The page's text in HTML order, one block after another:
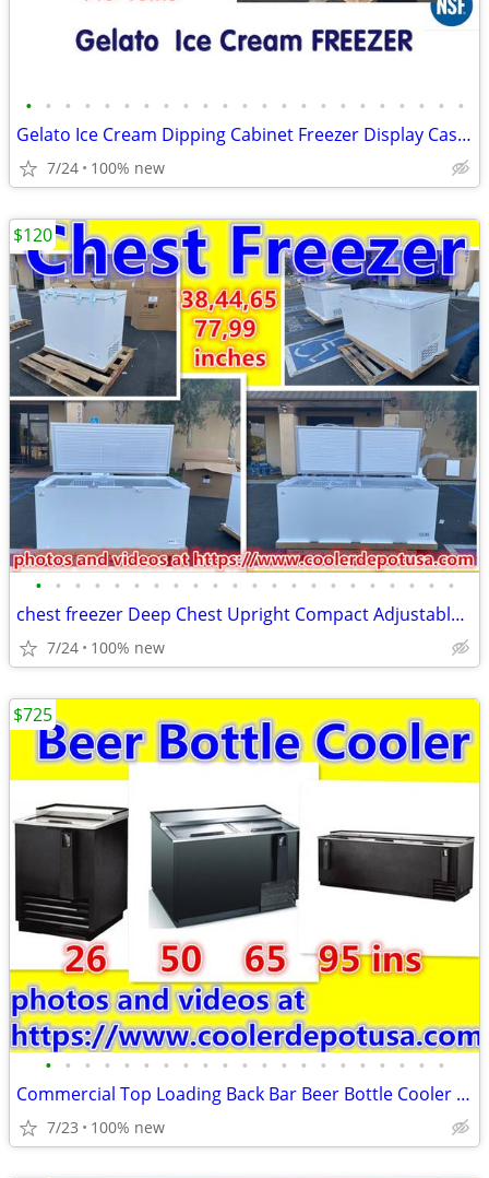
• • • • • • • • • • • • • • • • • • • • • • •
Gelato Ice Cream Dipping Cabinet Freezer Display Case Display chest fr
7/24 100% new
• • • • • • • • • • • • • • • • • • • • • •
chest freezer Deep Chest Upright Compact Adjustable Thermostat Removab
7/24 100% new
$120
• • • • • • • • • • • • • • • • • • • • •
Commercial Top Loading Back Bar Beer Bottle Cooler Deep Well Horizont
7/23 100% new
$725